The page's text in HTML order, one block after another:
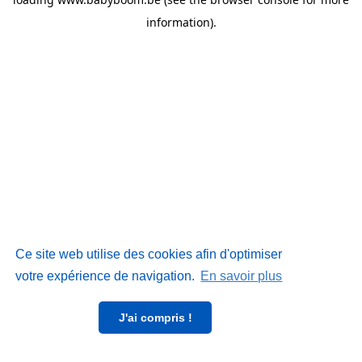
Ce site web utilise des cookies afin d'optimiser
votre expérience de navigation. En savoir plus
J'ai compris !
information).